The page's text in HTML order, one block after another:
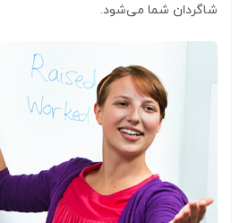
شاگردان شما می‌شود.